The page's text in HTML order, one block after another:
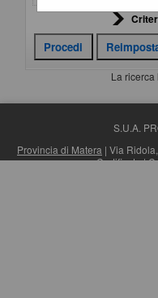
La ricerca
S.U.A.
Provincia di Matera | Via
Certificata|